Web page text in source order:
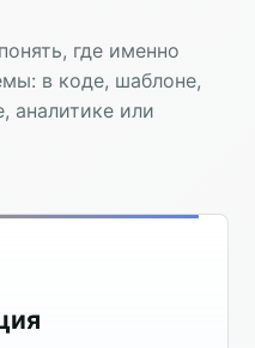
где именно
в коде, шаблоне,
аналитике или